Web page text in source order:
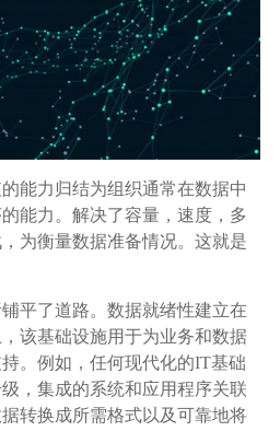
能力归结为组织通常在数据中
能力。解决了容量，速度，多
为衡量数据准备情况。这就是
平了道路。数据就绪性建立在
该基础设施用于为业务和数据
。例如，任何现代化的IT基础
，集成的系统和应用程序关联
转换成所需格式以及可靠地将